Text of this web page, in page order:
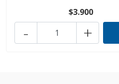
$3.900
+
-